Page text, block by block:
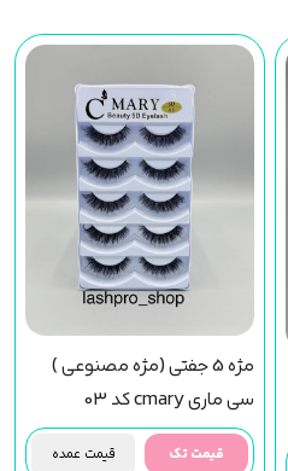
مژه 5 جفتی (مژه مصنوعی )
سی ماری cmary کد 03
قیمت تک قیمت عمده